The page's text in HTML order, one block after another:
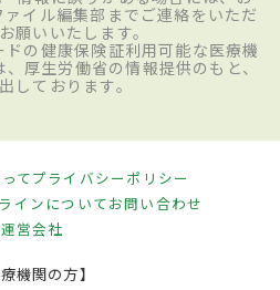
イル編集部までご連絡をいただ
願いいたします。
の健康保険証利用可能な医療機
厚生労働省の情報提供のもと、
しております。
てプライバシーポリシー
インについてお問い合わせ
運営会社
療機関の方】